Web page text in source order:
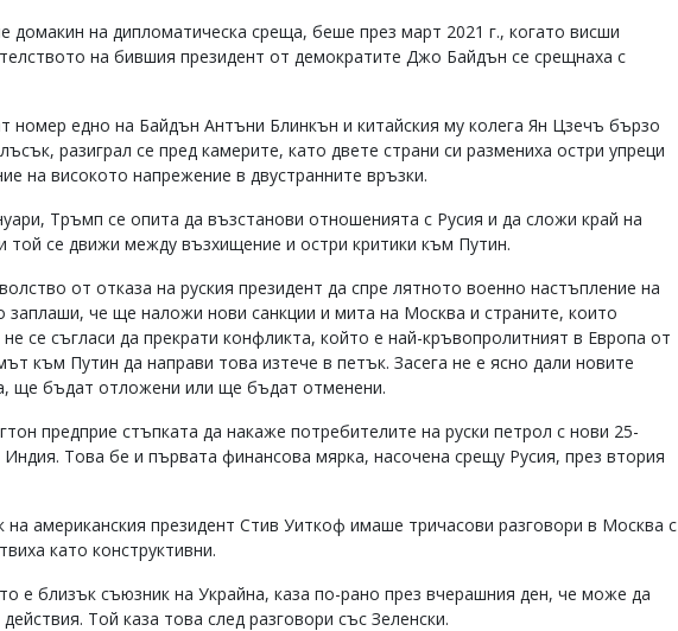
домакин на дипломатическа среща, беше през март 2021 г., когато висши
на бившия президент от демократите Джо Байдън се срещнаха с
номер едно на Байдън Антъни Блинкън и китайския му колега Ян Цзечъ бързо
разиграл се пред камерите, като двете страни си размениха остри упреци
на високото напрежение в двустранните връзки.
Тръмп се опита да възстанови отношенията с Русия и да сложи край на
той се движи между възхищение и остри критики към Путин.
от отказа на руския президент да спре лятното военно настъпление на
заплаши, че ще наложи нови санкции и мита на Москва и страните, които
не се съгласи да прекрати конфликта, който е най-кръвопролитният в Европа от
към Путин да направи това изтече в петък. Засега не е ясно дали новите
ще бъдат отложени или ще бъдат отменени.
предприе стъпката да накаже потребителите на руски петрол с нови 25-
Това бе и първата финансова мярка, насочена срещу Русия, през втория
американския президент Стив Уиткоф имаше тричасови разговори в Москва с
като конструктивни.
е близък съюзник на Украйна, каза по-рано през вчерашния ден, че може да
Той каза това след разговори със Зеленски.